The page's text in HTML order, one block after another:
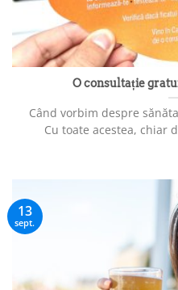
O consultație
Când vorbim despre
Cu toate acestea, chiar
13
sept.